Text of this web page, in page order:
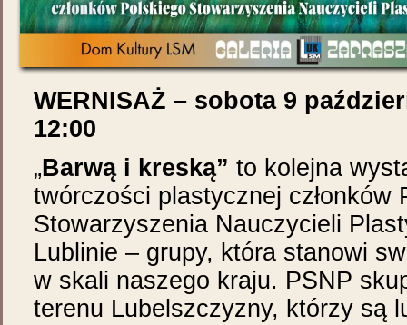
WERNISAŻ – sobota 9
12:00
„Barwą i kreską” to kolejna
twórczości plastycznej członków
Stowarzyszenia Nauczycieli
Lublinie – grupy, która stanowi
w skali naszego kraju. PSNP
terenu Lubelszczyzny, którzy są